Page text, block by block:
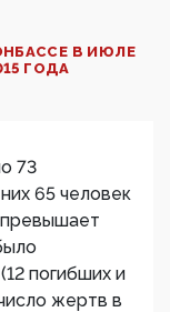
В ИЮЛЕ
ГОДА
73
65 человек
превышает
погибших и
жертв в